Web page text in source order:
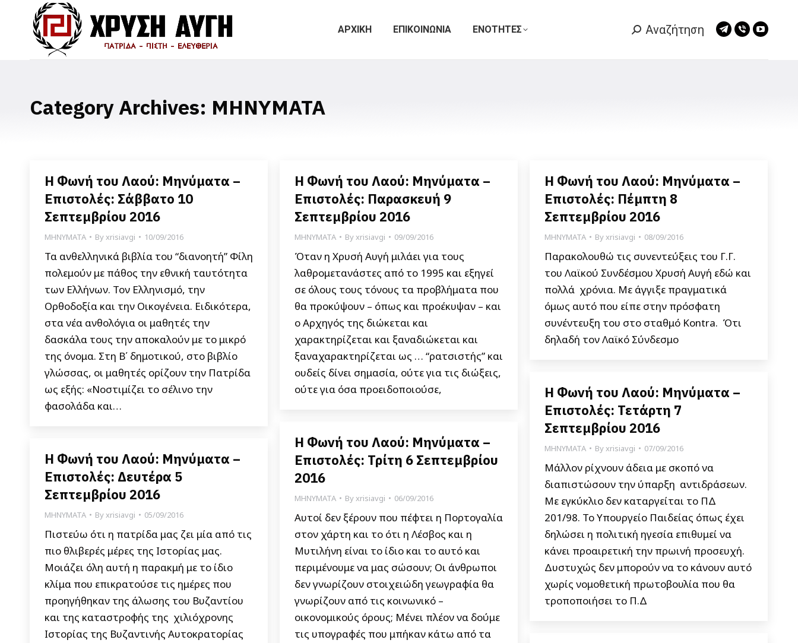
ΑΡΧΙΚΗ ΕΠΙΚΟΙΝΩΝΙΑ ΕΝΟΤΗΤΕΣ Search:
Αναζήτηση
Telegram
Viber
Category Archives: ΜΗΝΥΜΑΤΑ
Η Φωνή του Λαού: Μηνύματα –
Επιστολές: Σάββατο 10
Σεπτεμβρίου 2016
ΜΗΝΥΜΑΤΑ Byxrisiavgi 10/09/2016
Τα ανθελληνικά βιβλία του “διανοητή” Φίλη
πολεμούν με πάθος την εθνική ταυτότητα
των Ελλήνων. Τον Eλληνισμό, την
Oρθοδοξία και την Oικογένεια. Ειδικότερα,
στα νέα ανθολόγια οι μαθητές την
δασκάλα τους την αποκαλούν με το μικρό
της όνομα. Στη Β΄ δημοτικού, στο βιβλίο
γλώσσας, οι μαθητές ορίζουν την Πατρίδα
ως εξής: «Νοστιμίζει το σέλινο την
φασολάδα και…
Η Φωνή του Λαού: Μηνύματα –
Επιστολές: Παρασκευή 9
Σεπτεμβρίου 2016
ΜΗΝΥΜΑΤΑ Byxrisiavgi 09/09/2016
Όταν η Χρυσή Αυγή μιλάει για τους
λαθρομετανάστες από το 1995 και εξηγεί
σε όλους τους τόνους τα προβλήματα που
θα προκύψουν – όπως και προέκυψαν – και
ο Αρχηγός της διώκεται και
χαρακτηρίζεται και ξαναδιώκεται και
ξαναχαρακτηρίζεται ως … “ρατσιστής” και
ουδείς δίνει σημασία, ούτε για τις διώξεις,
ούτε για όσα προειδοποιούσε,
Η Φωνή του Λαού: Μηνύματα –
Επιστολές: Πέμπτη 8
Σεπτεμβρίου 2016
ΜΗΝΥΜΑΤΑ Byxrisiavgi 08/09/2016
Παρακολουθώ τις συνεντεύξεις του Γ.Γ.
του Λαϊκού Συνδέσμου Χρυσή Αυγή εδώ και
πολλά χρόνια. Με άγγιξε πραγματικά
όμως αυτό που είπε στην πρόσφατη
συνέντευξη του στο σταθμό Kontra. Ότι
δηλαδή τον Λαϊκό Σύνδεσμο
Η Φωνή του Λαού: Μηνύματα –
Επιστολές: Τετάρτη 7
Σεπτεμβρίου 2016
ΜΗΝΥΜΑΤΑ Byxrisiavgi 07/09/2016
Μάλλον ρίχνουν άδεια με σκοπό να
διαπιστώσουν την ύπαρξη αντιδράσεων.
Με εγκύκλιο δεν καταργείται το ΠΔ
201/98. Το Υπουργείο Παιδείας όπως έχει
δηλώσει η πολιτική ηγεσία επιθυμεί να
κάνει προαιρετική την πρωινή προσευχή.
Δυστυχώς δεν μπορούν να το κάνουν αυτό
χωρίς νομοθετική πρωτοβουλία που θα
τροποποιήσει το Π.Δ
Η Φωνή του Λαού: Μηνύματα –
Επιστολές: Τρίτη 6 Σεπτεμβρίου
2016
ΜΗΝΥΜΑΤΑ Byxrisiavgi 06/09/2016
Αυτοί δεν ξέρουν που πέφτει η Πορτογαλία
στον χάρτη και το ότι η Λέσβος και η
Μυτιλήνη είναι το ίδιο και το αυτό και
περιμένουμε να μας σώσουν; Οι άνθρωποι
δεν γνωρίζουν στοιχειώδη γεωγραφία θα
γνωρίζουν από τις κοινωνικό –
οικονομικούς όρους; Μένει πλέον να δούμε
τις υπογραφές που μπήκαν κάτω από τα
Η Φωνή του Λαού: Μηνύματα –
Επιστολές: Δευτέρα 5
Σεπτεμβρίου 2016
ΜΗΝΥΜΑΤΑ Byxrisiavgi 05/09/2016
Πιστεύω ότι η πατρίδα μας ζει μία από τις
πιο θλιβερές μέρες της Ιστορίας μας.
Μοιάζει όλη αυτή η παρακμή με το ίδιο
κλίμα που επικρατούσε τις ημέρες που
προηγήθηκαν της άλωσης του Βυζαντίου
και της καταστροφής της χιλιόχρονης
Ιστορίας της Βυζαντινής Αυτοκρατορίας